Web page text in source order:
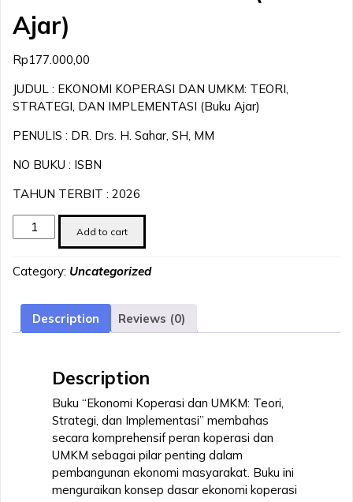
Ajar)
Rp177.000,00
JUDUL : EKONOMI KOPERASI DAN UMKM: TEORI,
STRATEGI, DAN IMPLEMENTASI (Buku Ajar)
PENULIS : DR. Drs. H. Sahar, SH, MM
NO BUKU : ISBN
TAHUN TERBIT : 2026
EKONOMI
KOPERASI
UMKM:
STRATEGI,
DAN
quantity
Add to cart
Category: Uncategorized
Description Reviews (0)
Description
Buku “Ekonomi Koperasi dan UMKM: Teori,
Strategi, dan Implementasi” membahas
secara komprehensif peran koperasi dan
UMKM sebagai pilar penting dalam
pembangunan ekonomi masyarakat. Buku ini
menguraikan konsep dasar ekonomi koperasi